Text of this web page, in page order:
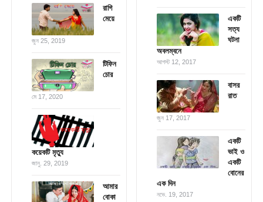
রাগি
মেয়ে
জুন 25, 2019
টিফিন
চোর
মে 17, 2020
কয়েকটি মৃত্যু
জানু. 29, 2019
আমার
বোকা
একটি
সত্য
ঘটনা
অবলম্বনে
আগস্ট 12, 2017
বাসর
রাত
জুন 17, 2017
একটি
ভাই ও
একটি
বোনের
এক দিন
নভে. 19, 2017